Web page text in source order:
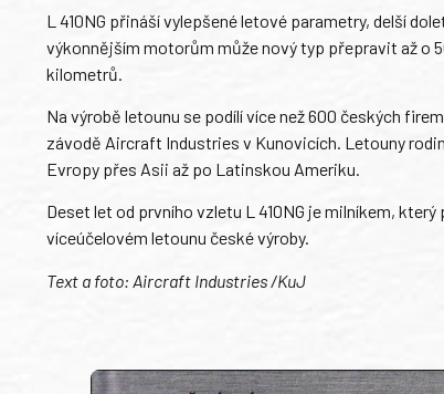
L 410NG přináší vylepšené letové parametry, delší
výkonnějším motorům může nový typ přepravit až o
kilometrů.
Na výrobě letounu se podílí více než 600 českých
závodě Aircraft Industries v Kunovicích. Letouny
Evropy přes Asii až po Latinskou Ameriku.
Deset let od prvního vzletu L 410NG je milníkem,
víceúčelovém letounu české výroby.
Text a foto: Aircraft Industries /KuJ